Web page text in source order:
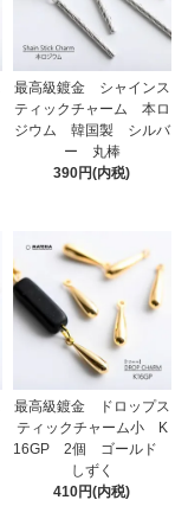
最高級鍍金 シャインス
ティックチャーム 本ロ
ジウム 韓国製 シルバ
ー 丸棒
390円(内税)
最高級鍍金 ドロップス
ティックチャーム小 K
16GP 2個 ゴールド
しずく
410円(内税)